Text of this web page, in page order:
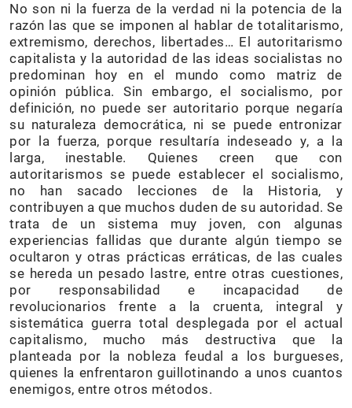
No son ni la fuerza de la verdad ni la potencia de la
razón las que se imponen al hablar de totalitarismo,
extremismo, derechos, libertades… El autoritarismo
capitalista y la autoridad de las ideas socialistas no
predominan hoy en el mundo como matriz de
opinión pública. Sin embargo, el socialismo, por
definición, no puede ser autoritario porque negaría
su naturaleza democrática, ni se puede entronizar
por la fuerza, porque resultaría indeseado y, a la
larga, inestable. Quienes creen que con
autoritarismos se puede establecer el socialismo,
no han sacado lecciones de la Historia, y
contribuyen a que muchos duden de su autoridad. Se
trata de un sistema muy joven, con algunas
experiencias fallidas que durante algún tiempo se
ocultaron y otras prácticas erráticas, de las cuales
se hereda un pesado lastre, entre otras cuestiones,
por responsabilidad e incapacidad de
revolucionarios frente a la cruenta, integral y
sistemática guerra total desplegada por el actual
capitalismo, mucho más destructiva que la
planteada por la nobleza feudal a los burgueses,
quienes la enfrentaron guillotinando a unos cuantos
enemigos, entre otros métodos.